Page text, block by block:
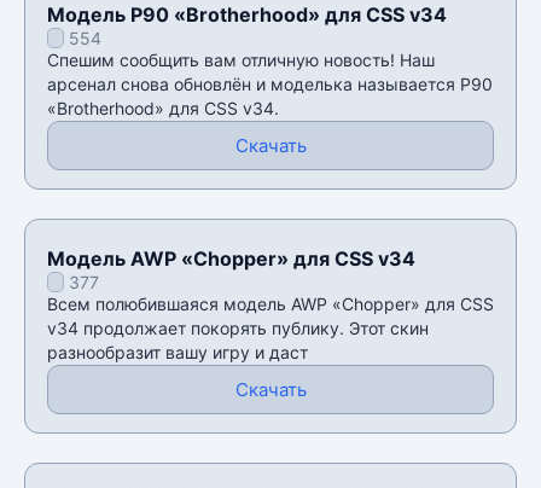
Модель P90 «Brotherhood» для CSS v34
554
Спешим сообщить вам отличную новость! Наш
арсенал снова обновлён и моделька называется P90
«Brotherhood» для CSS v34.
Скачать
Модель AWP «Chopper» для CSS v34
377
Всем полюбившаяся модель AWP «Chopper» для CSS
v34 продолжает покорять публику. Этот скин
разнообразит вашу игру и даст
Скачать